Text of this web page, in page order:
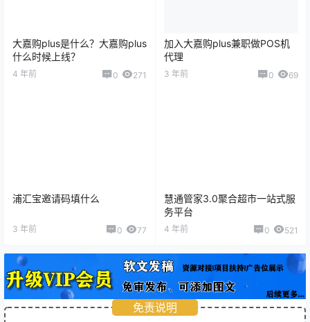
大嘉购plus是什么？大嘉购plus
什么时候上线？
4 年前 0 271
加入大嘉购plus兼职做POS机
代理
3 年前 0 69
浦汇宝邀请码填什么
3 年前 0 77
慧通管家3.0聚合超市一站式服
务平台
4 年前 0 521
免责说明